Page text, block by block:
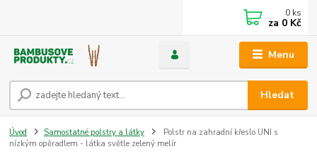
Menu
Hledat
0 ks
za 0 Kč
Úvod Samostatné polstry a látky
Polstr na zahradní křeslo UNI s
nízkým opěradlem - látka světle zelený melír